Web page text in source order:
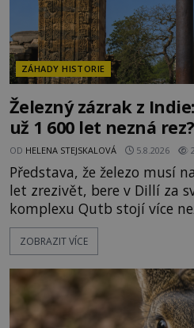
ZÁHADY HISTORIE
Železný zázrak z
už 1 600 let nezná rez?
OD HELENA STEJSKALOVÁ 5.8.2026
Představa, že železo musí
let zrezivět, bere v Dillí za
komplexu Qutb stojí více
železný sloup, který už
počasí s jen nepatrnými
ztracených technologiích či
materiálech. Moderní
skutečné vysvětlení je ješt
ZOBRAZIT VÍCE